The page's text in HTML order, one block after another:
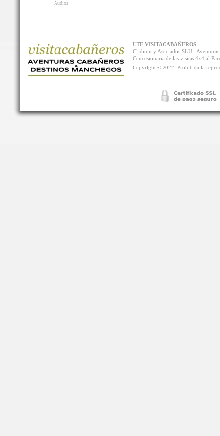
Audios
UTE VISITACABAÑEROS
Cladium y Asociados SLU -
Concesionaria de las visitas 4x4 al
Copyright © 2022. Prohibida la